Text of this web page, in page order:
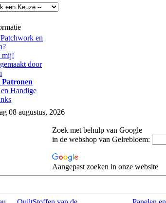
en
mij!
door
Handige
08 augustus, 2026
Zoek met behulp van Google
in de webshop van Gelrebloem:
Aangepast zoeken in onze website